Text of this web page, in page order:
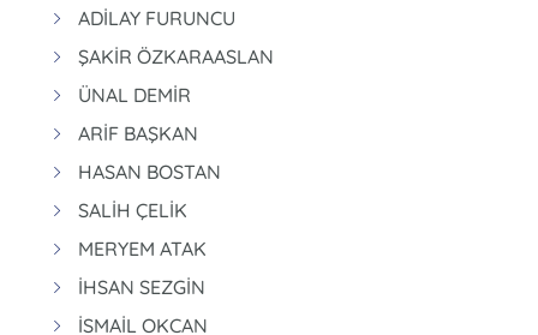
ADİLAY FURUNCU
ŞAKİR ÖZKARAASLAN
ÜNAL DEMİR
ARİF BAŞKAN
HASAN BOSTAN
SALİH ÇELİK
MERYEM ATAK
İHSAN SEZGİN
İSMAİL OKCAN